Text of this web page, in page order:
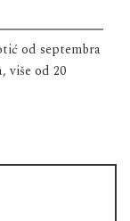
od septembra
više od 20